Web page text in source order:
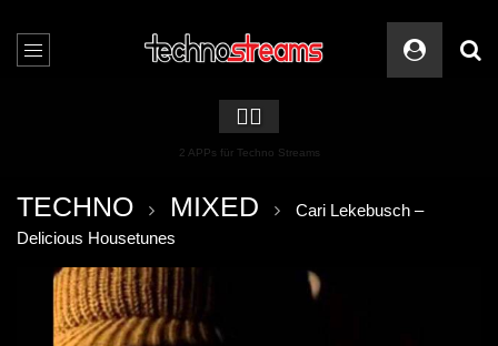
🏳️‍🌈
2 APPs für Techno Streams
TECHNO MIXED
Cari Lekebusch –
Delicious Housetunes